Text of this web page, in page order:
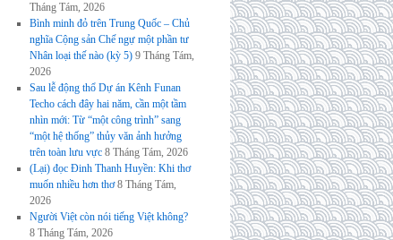
Tháng Tám, 2026
Bình minh đỏ trên Trung Quốc – Chủ
nghĩa Cộng sản Chế ngự một phần tư
Nhân loại thế nào (kỳ 5) 9 Tháng Tám,
2026
Sau lễ động thổ Dự án Kênh Funan
Techo cách đây hai năm, cần một tầm
nhìn mới: Từ “một công trình” sang
“một hệ thống” thủy văn ảnh hưởng
trên toàn lưu vực 8 Tháng Tám, 2026
(Lại) đọc Đinh Thanh Huyền: Khi thơ
muốn nhiều hơn thơ 8 Tháng Tám,
2026
Người Việt còn nói tiếng Việt không?
8 Tháng Tám, 2026